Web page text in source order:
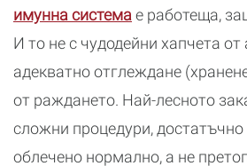
имунна система е работеща,
И то не с чудодейни хапчета от
адекватно отглеждане
от раждането. Най-лесното
сложни процедури, достатъчно
облечено нормално, а не